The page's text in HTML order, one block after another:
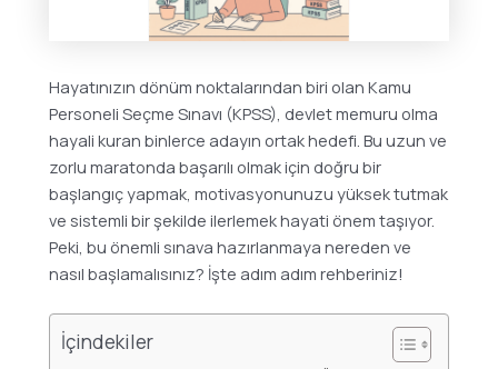
Hayatınızın dönüm noktalarından biri olan Kamu
Personeli Seçme Sınavı (KPSS), devlet memuru olma
hayali kuran binlerce adayın ortak hedefi. Bu uzun ve
zorlu maratonda başarılı olmak için doğru bir
başlangıç yapmak, motivasyonunuzu yüksek tutmak
ve sistemli bir şekilde ilerlemek hayati önem taşıyor.
Peki, bu önemli sınava hazırlanmaya nereden ve
nasıl başlamalısınız? İşte adım adım rehberiniz!
İçindekiler